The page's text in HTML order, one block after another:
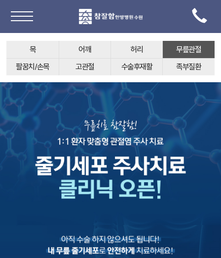
목 어깨 허리
무릎관절
팔꿈치/손목
고관절 수술후재활 족부질환